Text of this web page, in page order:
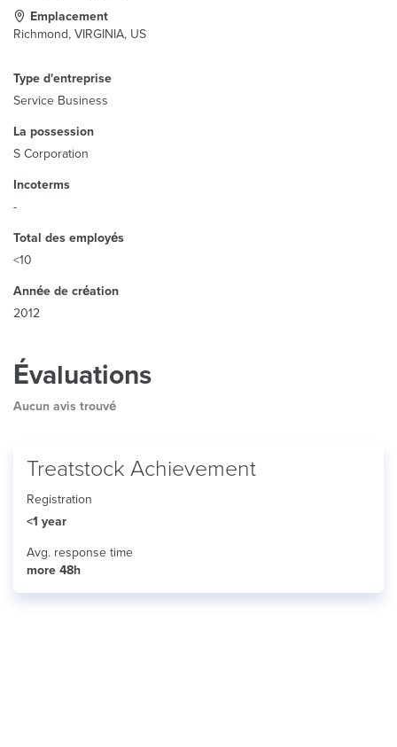
Emplacement
Richmond, VIRGINIA, US
Type d'entreprise
Service Business
La possession
S Corporation
Incoterms
-
Total des employés
<10
Année de création
2012
Évaluations
Aucun avis trouvé
Treatstock Achievement
Registration
<1 year
Avg. response time
more 48h